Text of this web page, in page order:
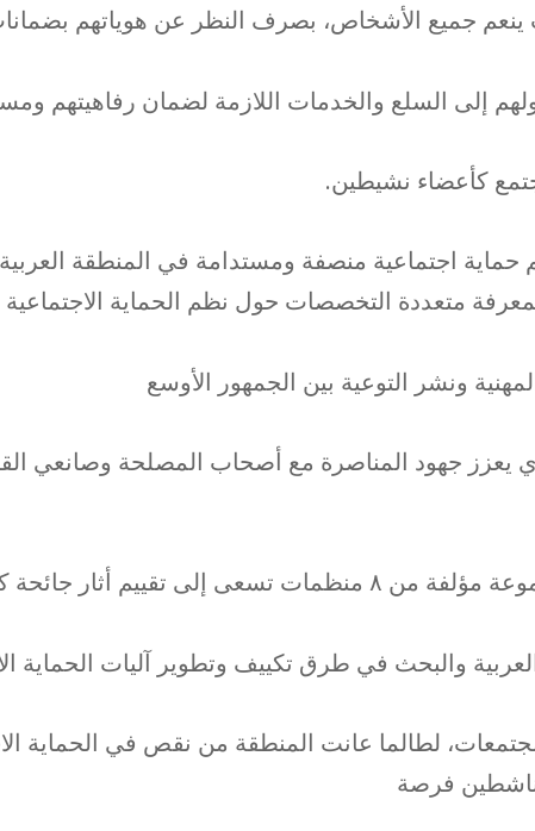
ينعم جميع الأشخاص، بصرف النظر عن هوياتهم
إلى السلع والخدمات اللازمة لضمان رفاهيتهم
كأعضاء نشيطين.
اجتماعية منصفة ومستدامة في المنطقة
متعددة التخصصات حول نظم الحماية الاجتماعية
ونشر التوعية بين الجمهور الأوسع
يعزز جهود المناصرة مع أصحاب المصلحة وصانعي
والبحث في طرق تكييف وتطوير آليات الحماية
لطالما عانت المنطقة من نقص في الحماية
فرصة